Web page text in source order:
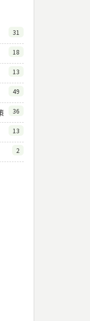
31
18
13
49
36
13
2